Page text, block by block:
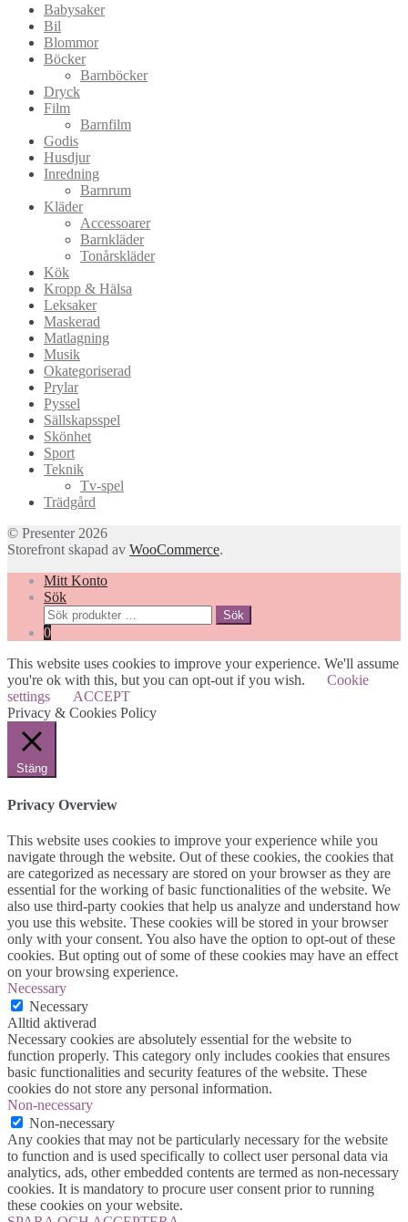
Babysaker
Bil
Blommor
Böcker
Barnböcker
Dryck
Film
Barnfilm
Godis
Husdjur
Inredning
Barnrum
Kläder
Accessoarer
Barnkläder
Tonårskläder
Kök
Kropp & Hälsa
Leksaker
Maskerad
Matlagning
Musik
Okategoriserad
Prylar
Pyssel
Sällskapsspel
Skönhet
Sport
Teknik
Tv-spel
Trädgård
© Presenter 2026
Storefront skapad av WooCommerce.
Mitt Konto
Sök
Sök
efter:
Sök
0
This website uses cookies to improve your experience. We'll assume
you're ok with this, but you can opt-out if you wish.
Cookie
settings
ACCEPT
Privacy & Cookies Policy
Stäng
Privacy Overview
This website uses cookies to improve your experience while you
navigate through the website. Out of these cookies, the cookies that
are categorized as necessary are stored on your browser as they are
essential for the working of basic functionalities of the website. We
also use third-party cookies that help us analyze and understand how
you use this website. These cookies will be stored in your browser
only with your consent. You also have the option to opt-out of these
cookies. But opting out of some of these cookies may have an effect
on your browsing experience.
Necessary
Necessary
Alltid aktiverad
Necessary cookies are absolutely essential for the website to
function properly. This category only includes cookies that ensures
basic functionalities and security features of the website. These
cookies do not store any personal information.
Non-necessary
Non-necessary
Any cookies that may not be particularly necessary for the website
to function and is used specifically to collect user personal data via
analytics, ads, other embedded contents are termed as non-necessary
cookies. It is mandatory to procure user consent prior to running
these cookies on your website.